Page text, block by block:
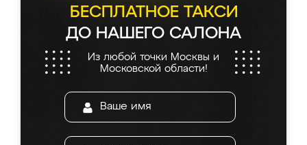
БЕСПЛАТНОЕ ТАКСИ
ДО НАШЕГО САЛОНА
Из любой точки Москвы и
Московской области!